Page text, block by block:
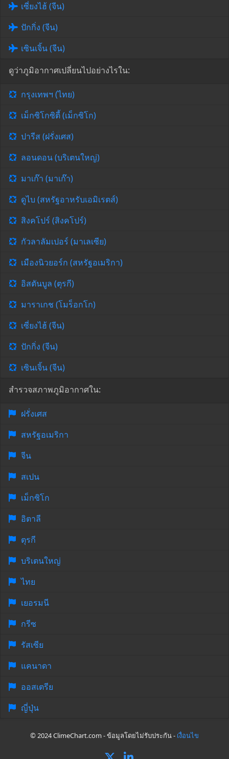
เซี่ยงไฮ้ (จีน)
ปักกิ่ง (จีน)
เซินเจิ้น (จีน)
ดูว่าภูมิอากาศเปลี่ยนไปอย่างไรใน:
กรุงเทพฯ (ไทย)
เม็กซิโกซิตี้ (เม็กซิโก)
ปารีส (ฝรั่งเศส)
ลอนดอน (บริเตนใหญ่)
มาเก๊า (มาเก๊า)
ดูไบ (สหรัฐอาหรับเอมิเรตส์)
สิงคโปร์ (สิงคโปร์)
กัวลาลัมเปอร์ (มาเลเซีย)
เมืองนิวยอร์ก (สหรัฐอเมริกา)
อิสตันบูล (ตุรกี)
มาราเกช (โมร็อกโก)
เซี่ยงไฮ้ (จีน)
ปักกิ่ง (จีน)
เซินเจิ้น (จีน)
สำรวจสภาพภูมิอากาศใน:
ฝรั่งเศส
สหรัฐอเมริกา
จีน
สเปน
เม็กซิโก
อิตาลี
ตุรกี
บริเตนใหญ่
ไทย
เยอรมนี
กรีซ
รัสเซีย
แคนาดา
ออสเตรีย
ญี่ปุ่น
© 2024 ClimeChart.com - ข้อมูลโดยไม่รับประกัน - เงื่อนไข